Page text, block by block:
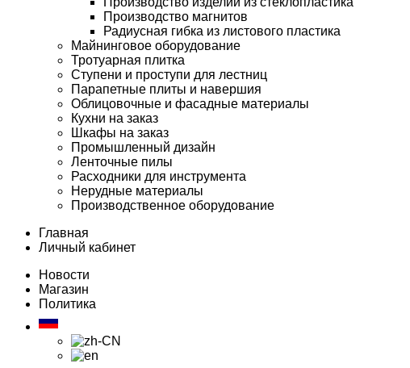
Производство магнитов
Радиусная гибка из листового пластика
Майнинговое оборудование
Тротуарная плитка
Ступени и проступи для лестниц
Парапетные плиты и навершия
Облицовочные и фасадные материалы
Кухни на заказ
Шкафы на заказ
Промышленный дизайн
Ленточные пилы
Расходники для инструмента
Нерудные материалы
Производственное оборудование
Главная
Личный кабинет
Новости
Магазин
Политика